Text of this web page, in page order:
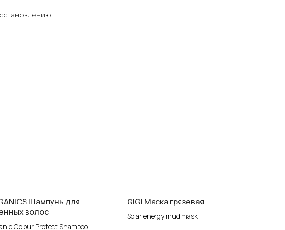
Шампунь для
волос
Colour Protect Shampoo
GIGI Маска грязевая
Solar energy mud mask